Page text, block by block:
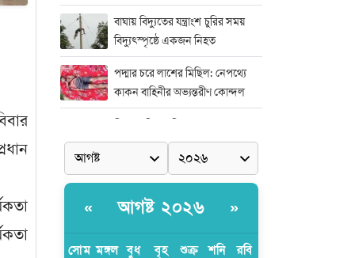
বাঘায় বিদ্যুতের যন্ত্রাংশ চুরির সময়
বিদ্যুৎস্পৃষ্ঠে একজন নিহত
পদ্মার চরে লাশের মিছিল: নেপথ্যে
কাকন বাহিনীর অভ্যন্তরীণ কোন্দল
জড়িতদের দ্রুত দৃষ্টান্তমূলক শাস্তির
দাবিতে সাভারে এক বিশাল মানববন্ধন
মিডিয়া এন্ড এন্ট্রাপ্রেনিয়র অ্যাওয়ার্ড–
২০২৬
র‍্যাবের বিশেষ অভিযান: বিদেশি
« আগষ্ট ২০২৬ »
সোম মঙ্গল বুধ বৃহ শুক্র শনি রবি